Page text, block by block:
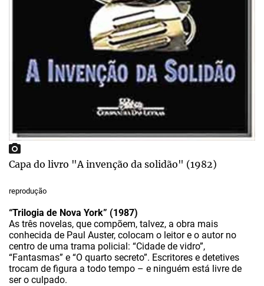
Capa do livro "A invenção da solidão" (1982)
reprodução
“Trilogia de Nova York” (1987)
As três novelas, que compõem, talvez, a obra mais
conhecida de Paul Auster, colocam o leitor e o autor no
centro de uma trama policial: “Cidade de vidro”,
“Fantasmas” e “O quarto secreto”. Escritores e detetives
trocam de figura a todo tempo – e ninguém está livre de
ser o culpado.